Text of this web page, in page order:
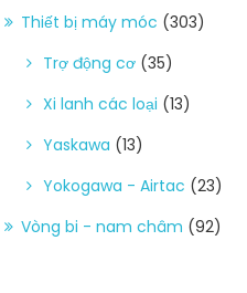
Thiết bị máy móc (303)
Trợ động cơ (35)
Xi lanh các loại (13)
Yaskawa (13)
Yokogawa - Airtac (23)
Vòng bi - nam châm (92)